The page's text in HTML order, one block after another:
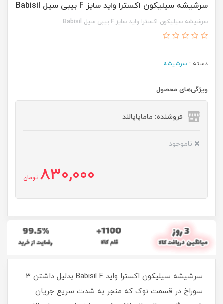
سرشيشه سیلیکون اکسترا واید سایز F بیبی سیل Babisil
سرشيشه سیلیکون اکسترا واید سایز F بیبی سیل Babisil
دسته : سرشیشه
ویژگی‌های محصول
فروشنده: ماماپاپالند
ناموجود
830,000 تومان
سرشیشه سیلیکون اکسترا واید Babisil F بدلیل داشتن 3
سوراخ در قسمت نوک که منجر به شدت سریع جریان